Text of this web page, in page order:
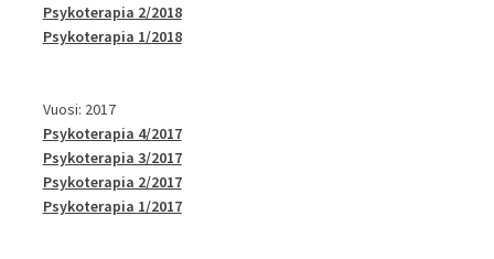
Psykoterapia 2/2018
Psykoterapia 1/2018
Vuosi: 2017
Psykoterapia 4/2017
Psykoterapia 3/2017
Psykoterapia 2/2017
Psykoterapia 1/2017